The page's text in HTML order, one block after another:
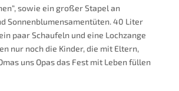
sowie ein großer Stapel an
Sonnenblumensamentüten. 40 Liter
paar Schaufeln und eine Lochzange
nur noch die Kinder, die mit Eltern,
uns Opas das Fest mit Leben füllen